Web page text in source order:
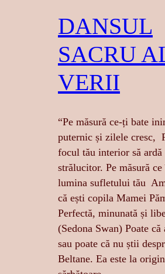
DANSUL
SACRU
VERII
“Pe măsură ce-ți bate
puternic și zilele cresc,
focul tău interior să ardă
strălucitor. Pe măsură
lumina sufletului tău
că ești copila Mamei
Perfectă, minunată și
(Sedona Swan) Poate
sau poate că nu știi
Beltane. Ea este la